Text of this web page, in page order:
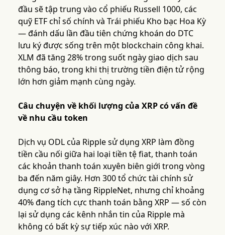
đầu sẽ tập trung vào cổ phiếu Russell 1000, các
quỹ ETF chỉ số chính và Trái phiếu Kho bạc Hoa Kỳ
— đánh dấu lần đầu tiên chứng khoán do DTC
lưu ký được sống trên một blockchain công khai.
XLM đã tăng 28% trong suốt ngày giao dịch sau
thông báo, trong khi thị trường tiền điện tử rộng
lớn hơn giảm mạnh cùng ngày.
Câu chuyện về khối lượng của XRP có vấn đề
về nhu cầu token
Dịch vụ ODL của Ripple sử dụng XRP làm đồng
tiền cầu nối giữa hai loại tiền tệ fiat, thanh toán
các khoản thanh toán xuyên biên giới trong vòng
ba đến năm giây. Hơn 300 tổ chức tài chính sử
dụng cơ sở hạ tầng RippleNet, nhưng chỉ khoảng
40% đang tích cực thanh toán bằng XRP — số còn
lại sử dụng các kênh nhắn tin của Ripple mà
không có bất kỳ sự tiếp xúc nào với XRP.